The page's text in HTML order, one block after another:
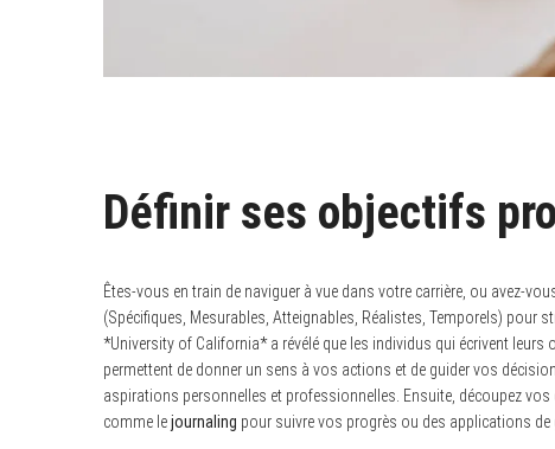
Définir ses objectifs
Êtes-vous en train de naviguer à vue dans votre carrière, ou avez-
(Spécifiques, Mesurables, Atteignables, Réalistes, Temporels) pour
*University of California* a révélé que les individus qui écrivent
permettent de donner un sens à vos actions et de guider vos
aspirations personnelles et professionnelles. Ensuite, découpez
comme lejournaling pour suivre vos progrès ou des applications